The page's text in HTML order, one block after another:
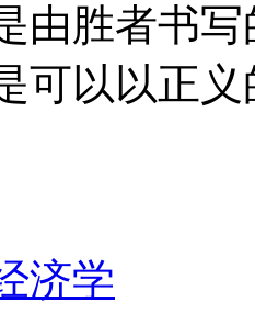
由胜者书
可以以正
济学